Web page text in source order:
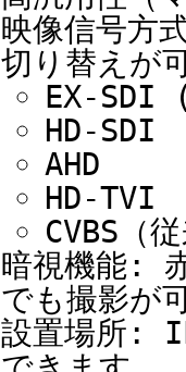
映像信号方
切り替えが
EX-
HD-SDI
AHD
HD-TVI
CVBS（
暗視機能:
でも撮影が
設置場所: